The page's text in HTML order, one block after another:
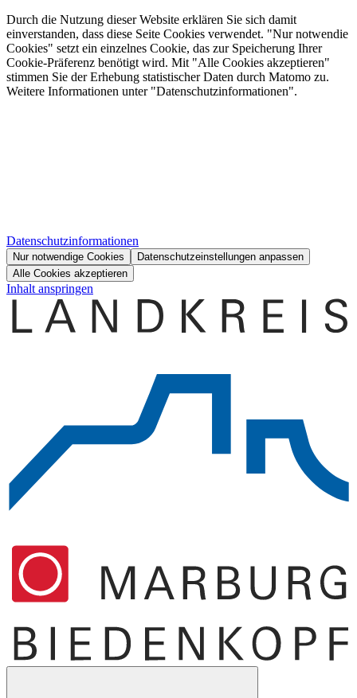
Durch die Nutzung dieser Website erklären Sie sich damit
einverstanden, dass diese Seite Cookies verwendet. "Nur notwendie
Cookies" setzt ein einzelnes Cookie, das zur Speicherung Ihrer
Cookie-Präferenz benötigt wird. Mit "Alle Cookies akzeptieren"
stimmen Sie der Erhebung statistischer Daten durch Matomo zu.
Weitere Informationen unter "Datenschutzinformationen".
Datenschutzinformationen
Nur notwendige Cookies
Datenschutzeinstellungen anpassen
Alle Cookies akzeptieren
Inhalt anspringen